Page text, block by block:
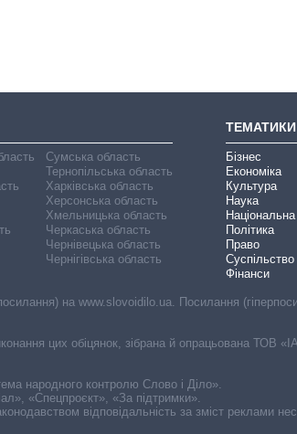
Сумська область
Тернопільська область
Харківська область
Херсонська область
Хмельницька область
Черкаська область
Чернівецька область
Чернігівська область
ТЕМАТИКИ
Бізнес
Економіка
Культура
Наука
Політика
Право
Суспільство
Фінанси
на www.slovoidilo.ua. Посилання
цих обіцянок, зібрана й опрацьована ТОВ
народного контролю Слово і Діло».
«Спецпроєкт», «За підтримки».
відповідальність за зміст реклами